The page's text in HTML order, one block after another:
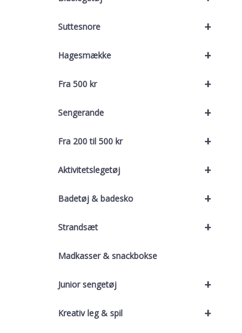
+
Suttesnore
+
Hagesmække
+
Fra 500 kr
+
Sengerande
+
Fra 200 til 500 kr
+
Aktivitetslegetøj
+
Badetøj & badesko
+
Strandsæt
Madkasser & snackbokse
+
Junior sengetøj
+
Kreativ leg & spil